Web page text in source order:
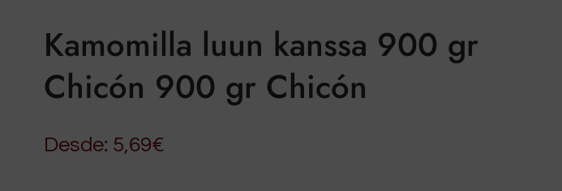
Kamomilla luun kanssa 900 gr
Chicón 900 gr Chicón
Desde: 5,69€